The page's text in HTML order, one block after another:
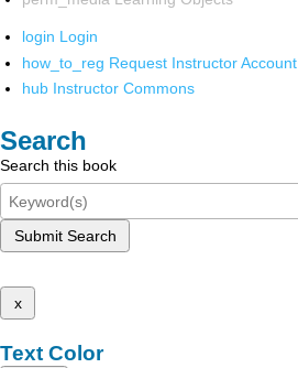
login Login
how_to_reg Request Instructor Account
hub Instructor Commons
Search
Search this book
Submit Search
x
Text Color